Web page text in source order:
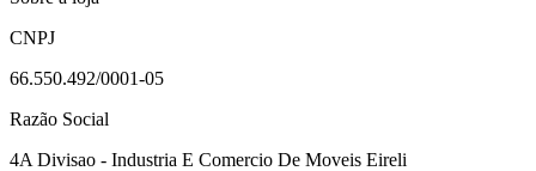
CNPJ
66.550.492/0001-05
Razão Social
4A Divisao - Industria E Comercio De Moveis Eireli